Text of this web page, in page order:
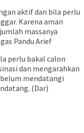
aktif dan bila perlu
Karena aman
massanya
Pandu Arief
perlu bakal calon
dan mengarahkan
mendatangi
(Dar)